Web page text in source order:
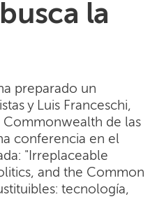
la
preparado un
y Luis Franceschi,
Commonwealth de las
conferencia en el
"Irreplaceable
and the Common
tecnología,